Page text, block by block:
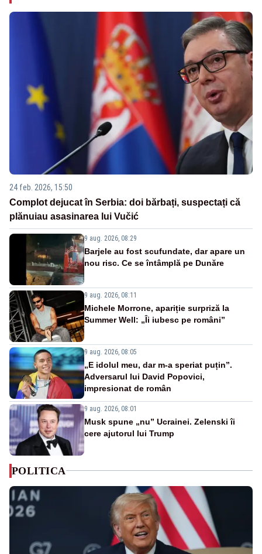
24 feb. 2026, 15:50
Complot dejucat în Serbia: doi bărbați, suspectați că
plănuiau asasinarea lui Vučić
9 aug. 2026, 08:29
Barjele au fost scufundate, dar apare un
nou risc. Ce se întâmplă pe Dunăre
9 aug. 2026, 08:11
Michele Morrone, apariție surpriză la
Summer Well: „Îi iubesc pe români”
9 aug. 2026, 08:05
„E idolul meu, dar m-a speriat puțin”.
Adversarul lui David Popovici,
impresionat de român
9 aug. 2026, 08:01
Musk spune „nu” Ucrainei. Zelenski îi
cere ajutorul lui Trump
POLITICA